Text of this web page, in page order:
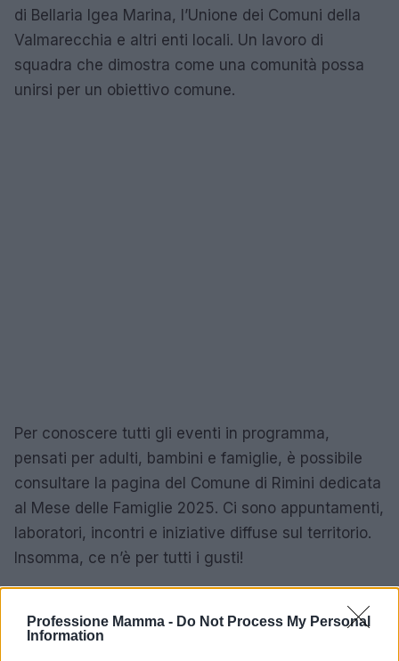
Professione Mamma - Do Not Process My Personal
Information
di Bellaria Igea Marina, l’Unione dei Comuni della
Valmarecchia e altri enti locali. Un lavoro di
squadra che dimostra come una comunità possa
unirsi per un obiettivo comune.
Per conoscere tutti gli eventi in programma,
pensati per adulti, bambini e famiglie, è possibile
consultare la pagina del Comune di Rimini dedicata
al Mese delle Famiglie 2025. Ci sono appuntamenti,
laboratori, incontri e iniziative diffuse sul territorio.
Insomma, ce n’è per tutti i gusti!
AUTORE